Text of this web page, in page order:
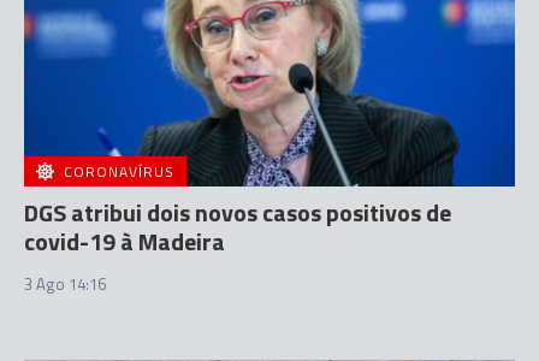
CORONAVÍRUS
DGS atribui dois novos casos positivos de
covid-19 à Madeira
3 Ago 14:16